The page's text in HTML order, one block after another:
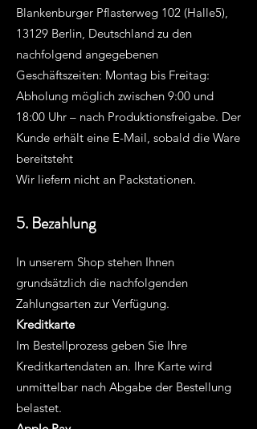
Blankenburger Pflasterweg 102 (Halle5),
13129 Berlin, Deutschland zu den
nachfolgend angegebenen
Geschäftszeiten: Montag bis Freitag:
Abholung möglich zwischen 9:00 und
18:00 Uhr – nach Produktionsfreigabe. Der
Kunde erhält eine E-Mail, sobald die Ware
bereitsteht
Wir liefern nicht an Packstationen.
5. Bezahlung
In unserem Shop stehen Ihnen
grundsätzlich die nachfolgenden
Zahlungsarten zur Verfügung.
Kreditkarte
Im Bestellprozess geben Sie Ihre
Kreditkartendaten an. Ihre Karte wird
unmittelbar nach Abgabe der Bestellung
belastet.